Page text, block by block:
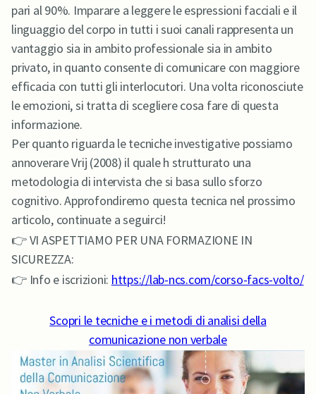
pari al 90%. Imparare a leggere le espressioni facciali e il
linguaggio del corpo in tutti i suoi canali rappresenta un
vantaggio sia in ambito professionale sia in ambito
privato, in quanto consente di comunicare con maggiore
efficacia con tutti gli interlocutori. Una volta riconosciute
le emozioni, si tratta di scegliere cosa fare di questa
informazione.
Per quanto riguarda le tecniche investigative possiamo
annoverare Vrij (2008) il quale h strutturato una
metodologia di intervista che si basa sullo sforzo
cognitivo. Approfondiremo questa tecnica nel prossimo
articolo, continuate a seguirci!
👉 VI ASPETTIAMO PER UNA FORMAZIONE IN
SICUREZZA:
👉 Info e iscrizioni: https://lab-ncs.com/corso-facs-volto/
Scopri le tecniche e i metodi di analisi della
comunicazione non verbale